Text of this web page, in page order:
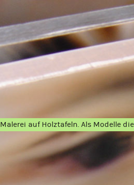
Malerei auf Holztafeln. Als Modelle